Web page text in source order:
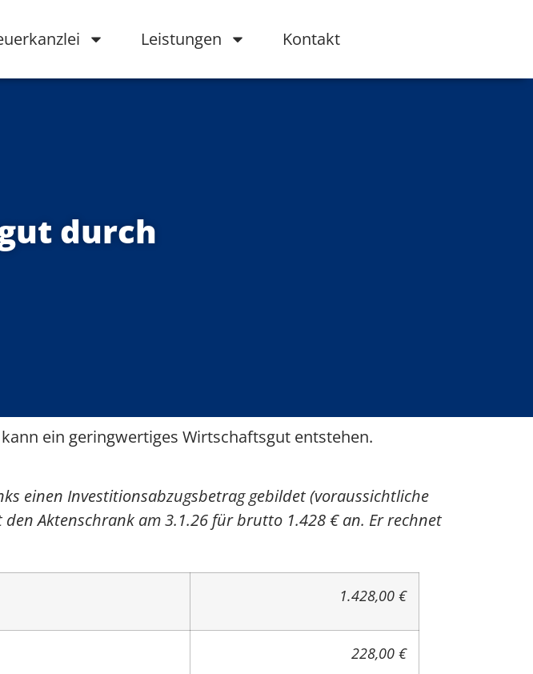
Leistungen Kontakt
durch
ein geringwertiges Wirtschaftsgut entstehen.
einen Investitionsabzugsbetrag gebildet (voraussichtliche
Aktenschrank am 3.1.26 für brutto 1.428 € an. Er rechnet
1.428,00 €
228,00 €